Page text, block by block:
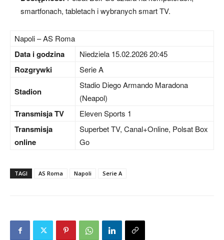
smartfonach, tabletach i wybranych smart TV.
Napoli – AS Roma
Data i godzina Niedziela 15.02.2026 20:45
Rozgrywki Serie A
Stadion
Stadio Diego Armando Maradona
(Neapol)
Transmisja TV Eleven Sports 1
Transmisja
online
Superbet TV, Canal+Online, Polsat Box
Go
TAGI AS Roma Napoli Serie A